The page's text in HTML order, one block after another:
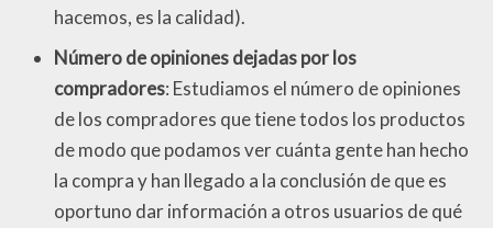
hacemos, es la calidad).
Número de opiniones dejadas por los
compradores: Estudiamos el número de opiniones
de los compradores que tiene todos los productos
de modo que podamos ver cuánta gente han hecho
la compra y han llegado a la conclusión de que es
oportuno dar información a otros usuarios de qué